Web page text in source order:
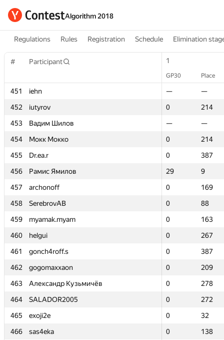
Algorithm 2018
Regulations Rules Registration Schedule Elimination
# Participant 1
GP30 Place
451 iehn —
—
452
iutyrov 0
214
453
Вадим Шилов —
—
454
Мокк Мокко 0
214
455
Dr.ea.r 0
387
456
Рамис Ямилов 29
9
457
archonoff 0
169
458
SerebrovAB 0
88
459
myamak.myam 0
163
460
helgui 0
267
461
gonch4roff.s 0
387
462
gogomaxxaon 0
209
463
Александр Кузьмичёв 0
278
464
SALADOR2005 0
272
465
exoji2e 0
32
466
sas4eka 0
138
# Participant 1
GP30 Place
451 iehn —
—
452
iutyrov 0
214
453
Вадим Шилов —
—
454
Мокк Мокко 0
214
455
Dr.ea.r 0
387
456
Рамис Ямилов 29
9
457
archonoff 0
169
458
SerebrovAB 0
88
459
myamak.myam 0
163
460
helgui 0
267
461
gonch4roff.s 0
387
462
gogomaxxaon 0
209
463
Александр Кузьмичёв 0
278
464
SALADOR2005 0
272
465
exoji2e 0
32
466
sas4eka 0
138